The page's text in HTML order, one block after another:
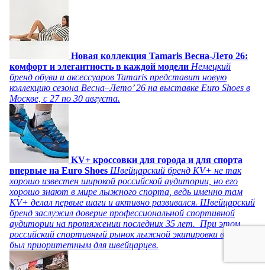
Новая коллекция Tamaris Весна-Лето 26:
комфорт и элегантность в каждой модели Немецкий
бренд обуви и аксессуаров Tamaris представит новую
коллекцию сезона Весна–Лето’ 26 на выставке Euro Shoes в
Москве, с 27 по 30 августа.
KV+ кроссовки для города и для спорта
впервые на Euro Shoes Швейцарский бренд KV+ не так
хорошо известен широкой российской аудитории, но его
хорошо знают в мире лыжного спорта, ведь именно там
KV+ делал первые шаги и активно развивался. Швейцарский
бренд заслужил доверие профессиональной спортивной
аудитории на протяжении последних 35 лет. При этом
российский спортивный рынок лыжной экипировки всегда
был приоритетным для швейцарцев.